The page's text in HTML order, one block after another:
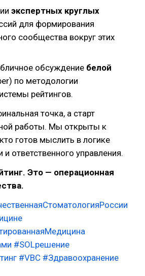
экспертных круглых
для формирования
сообщества вокруг этих
обсуждение белой
по методологии
рейтингов.
точка, а старт
работы. Мы открыты к
готов мыслить в логике
ответственного управления.
Это — операционная
#SOLрешение
#VBC #Здравоохранение